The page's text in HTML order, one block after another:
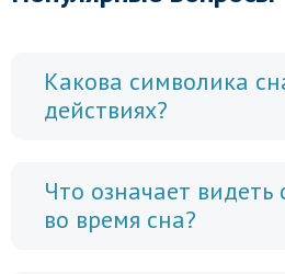
Какова символика
действиях?
Что означает видеть
во время сна?